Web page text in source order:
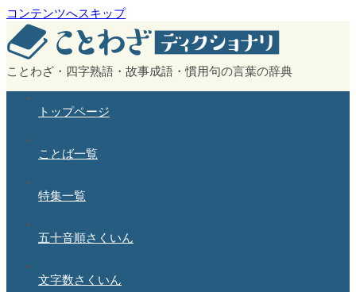
コンテンツへスキップ
ことわざ・四字熟語・故事成語・慣用句の言葉の辞典
トップページ
ことば一覧
特集一覧
五十音順さくいん
文字数さくいん